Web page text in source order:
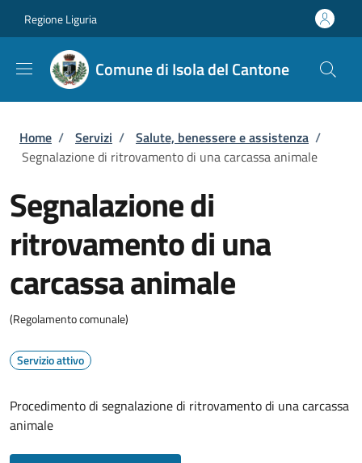
Regione Liguria
Comune di Isola del Cantone
Briciole di pane
Home / Servizi / Salute, benessere e assistenza /
Segnalazione di ritrovamento di una carcassa animale
Segnalazione di
ritrovamento di una
carcassa animale
(Regolamento comunale)
Servizio attivo
Procedimento di segnalazione di ritrovamento di una carcassa
animale